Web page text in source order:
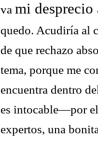
va mi desprecio
quedo. Acudiría al
de que rechazo
tema, porque me
encuentra dentro
es intocable—por
expertos, una